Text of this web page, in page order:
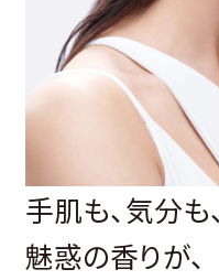
手肌も、気分も
魅惑の⾹りが、